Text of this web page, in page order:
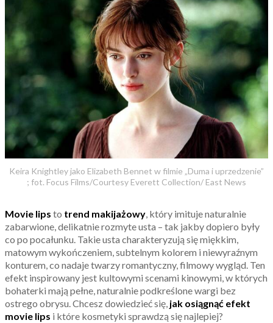
Keira Knightley jako Elizabeth Bennet w filmie „Duma i uprzedzenie”
; fot. Focus Films/Courtesy Everett Collection/ East News
Movie lips to trend makijażowy, który imituje naturalnie
zabarwione, delikatnie rozmyte usta – tak jakby dopiero były
co po pocałunku. Takie usta charakteryzują się miękkim,
matowym wykończeniem, subtelnym kolorem i niewyraźnym
konturem, co nadaje twarzy romantyczny, filmowy wygląd. Ten
efekt inspirowany jest kultowymi scenami kinowymi, w których
bohaterki mają pełne, naturalnie podkreślone wargi bez
ostrego obrysu. Chcesz dowiedzieć się, jak osiągnąć efekt
movie lips i które kosmetyki sprawdzą się najlepiej?